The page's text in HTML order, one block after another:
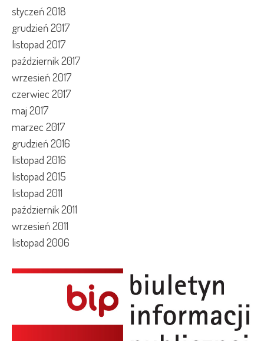
styczeń 2018
grudzień 2017
listopad 2017
październik 2017
wrzesień 2017
czerwiec 2017
maj 2017
marzec 2017
grudzień 2016
listopad 2016
listopad 2015
listopad 2011
październik 2011
wrzesień 2011
listopad 2006